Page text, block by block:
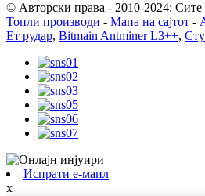
© Авторски права - 2010-2024: Сите
Топли производи - Мапа на сајтот -
Ет рудар, Bitmain Antminer L3++,
Испрати е-маил
x